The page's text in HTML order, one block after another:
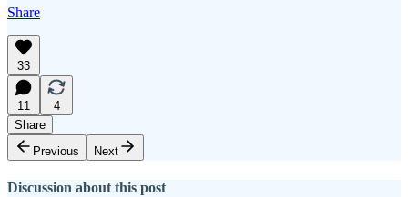
Share
33
11
4
Share
Previous
Next
Discussion about this post